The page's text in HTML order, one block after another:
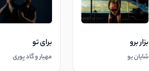
بزار برو
شایان یو
برای تو
مهیار و گاد پوری